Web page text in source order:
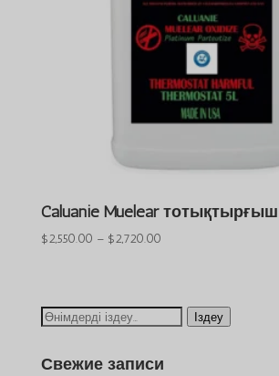
Caluanie Muelear
$2,550.00 – $2,720.00Баға
$2,720.00
Іздеу: Іздеу
Свежие записи